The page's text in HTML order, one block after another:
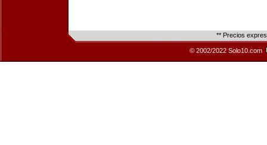
** Precios
© 2002/2022 Solo10.com